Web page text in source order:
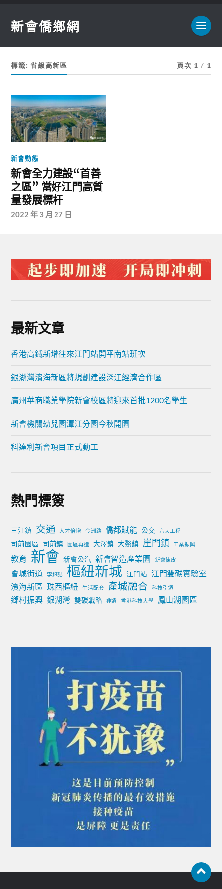
新會僑鄉網
標籤:省級高新區 頁次 1 / 1
新會動態
新會全力建設“首善
之區” 當好江門高質
量發展標杆
2022 年 3 月 27 日
最新文章
香港高鐵新增往來江門站開平南站班次
銀湖灣濱海新區將規劃建設深江經濟合作區
廣州華商職業學院新會校區將迎來首批1200名學生
新會機關幼兒園潭江分園今秋開園
科達利新會項目正式動工
熱門標簽
三江鎮 交通 人才倍增 今洲路 僑都賦能 公交 六大工程
司前園區 司前鎮 園區再造 大澤鎮 大鰲鎮 崖門鎮 工業振興
教育 新會 新會公汽 新會智造產業園 新會陳皮
會城街道 李錦記 樞紐新城 江門站
江門雙碳實驗室
濱海新區 珠西樞紐 生活配套 產城融合 科技引領
鄉村振興 銀湖灣 雙碳戰略 非遺 香港科技大學 鳳山湖園區